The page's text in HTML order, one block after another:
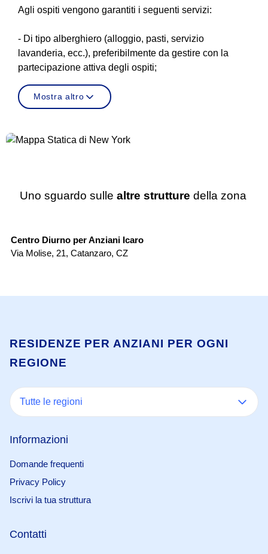
Agli ospiti vengono garantiti i seguenti servizi:
- Di tipo alberghiero (alloggio, pasti, servizio
lavanderia, ecc.), preferibilmente da gestire con la
partecipazione attiva degli ospiti;
Mostra altro
Uno sguardo sulle altre strutture della zona
Centro Diurno per Anziani Icaro
Via Molise, 21, Catanzaro, CZ
RESIDENZE PER ANZIANI PER OGNI
REGIONE
Tutte le regioni
Informazioni
Domande frequenti
Privacy Policy
Iscrivi la tua struttura
Contatti